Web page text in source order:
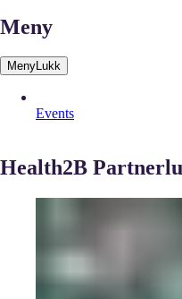
Meny
MenyLukk
Events
Health2B